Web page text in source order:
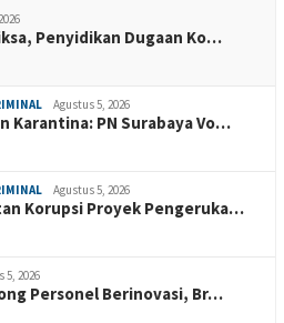
Penyidikan Dugaan Ko…
Agustus 5, 2026
Karantina: PN Surabaya Vo…
Agustus 5, 2026
Korupsi Proyek Pengeruka…
5, 2026
Personel Berinovasi, Br…